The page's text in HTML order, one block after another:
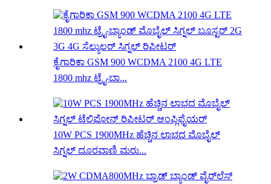
ಕೈಗಾರಿಕಾ GSM 900 WCDMA 2100 4G LTE
1800 mhz ಟ್ರೈ-ಬಾ...
10W PCS 1900MHz ಹೆಚ್ಚಿನ ಲಾಭದ ಮೊಬೈಲ್
ಸಿಗ್ನಲ್ ದೂರವಾಣಿ ಮರು...